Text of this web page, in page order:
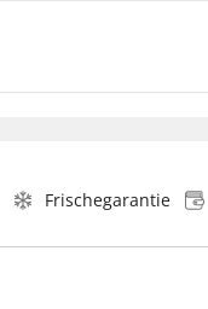
Frischegarantie